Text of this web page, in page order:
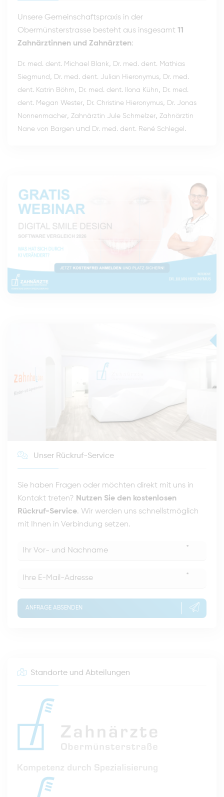
Unsere Gemeinschaftspraxis in der
Obermünsterstrasse besteht aus insgesamt 11
Zahnärztinnen und Zahnärzten:
Dr. med. dent. Michael Blank, Dr. med. dent. Mathias
Siegmund , Dr. med. dent. Julian Hieronymus, Dr. med.
dent. Katrin Böhm, Dr. med. dent. Ilona Kühn, Dr. med.
dent. Megan Wester, Dr. Christine Hieronymus, Dr. Jonas
Nonnenmacher, Zahnärztin Jule Schmelzer, Zahnärztin
Nane von Bargen und Dr. med. dent. René Schlegel .
Unser Rückruf-Service
Sie haben Fragen oder möchten direkt mit uns in
Kontakt treten? Nutzen Sie den kostenlosen
Rückruf-Service. Wir werden uns schnellstmöglich
mit Ihnen in Verbindung setzen.
*
*
ANFRAGE ABSENDEN
Standorte und Abteilungen